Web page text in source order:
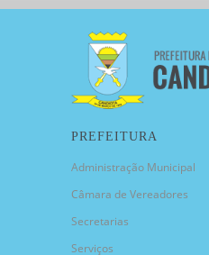
PREFEITURA
Administração Municipal
Câmara de Vereadores
Secretarias
Serviços